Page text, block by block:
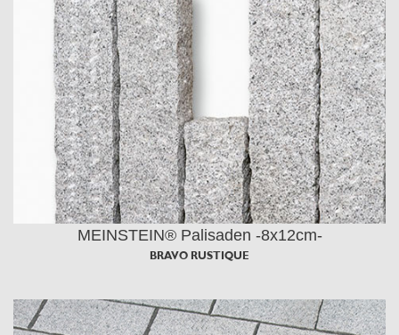
MEINSTEIN® Palisaden -8x12cm-
BRAVO RUSTIQUE